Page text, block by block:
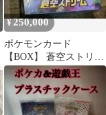
¥250,000
ポケモンカード
【BOX】 蒼空ストリー
ム